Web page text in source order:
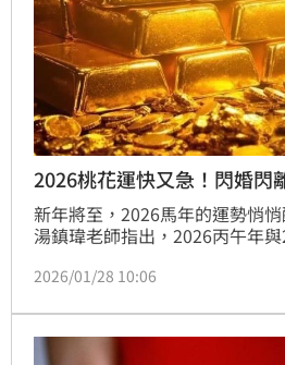
2026桃花運快又急！閃婚閃
新年將至，2026馬年的運勢悄
湯鎮瑋老師指出，2026丙午年
種挑戰與變化。但湯老師提醒，
長的機會。林宜君
2026/01/28 10:06